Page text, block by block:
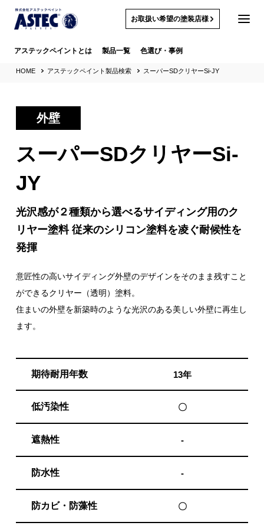
アステックペイントとは 製品一覧 色選び・事例
お取扱い希望の塗装店様
HOME アステックペイント製品検索 スーパーSDクリヤーSi-JY
外壁
スーパーSDクリヤーSi-
JY
光沢感が２種類から選べるサイディング用のク
リヤー塗料 従来のシリコン塗料を凌ぐ耐候性を
発揮
意匠性の高いサイディング外壁のデザインをそのまま残すこと
ができるクリヤー（透明）塗料。
住まいの外壁を新築時のような光沢のある美しい外壁に再生し
ます。
期待耐用年数 13年
低汚染性 〇
遮熱性 -
防水性 -
防カビ・防藻性 〇